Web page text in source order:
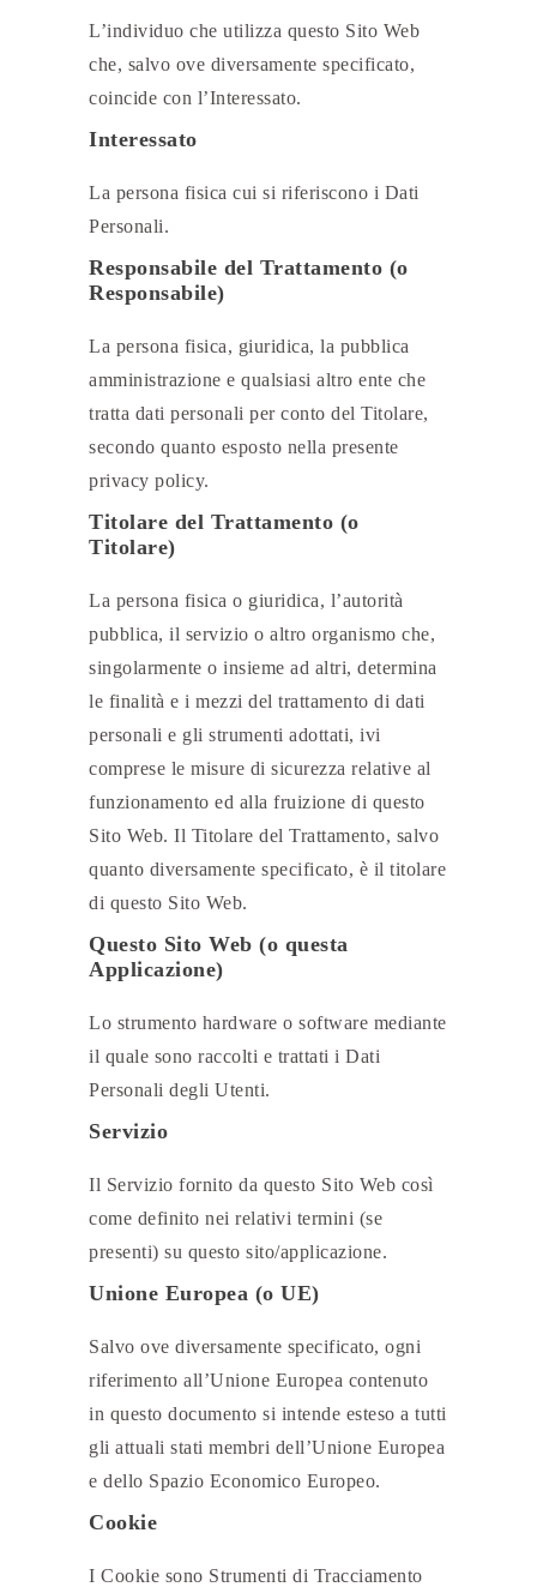
L’individuo che utilizza questo Sito Web
che, salvo ove diversamente specificato,
coincide con l’Interessato.
Interessato
La persona fisica cui si riferiscono i Dati
Personali.
Responsabile del Trattamento (o
Responsabile)
La persona fisica, giuridica, la pubblica
amministrazione e qualsiasi altro ente che
tratta dati personali per conto del Titolare,
secondo quanto esposto nella presente
privacy policy.
Titolare del Trattamento (o
Titolare)
La persona fisica o giuridica, l’autorità
pubblica, il servizio o altro organismo che,
singolarmente o insieme ad altri, determina
le finalità e i mezzi del trattamento di dati
personali e gli strumenti adottati, ivi
comprese le misure di sicurezza relative al
funzionamento ed alla fruizione di questo
Sito Web. Il Titolare del Trattamento, salvo
quanto diversamente specificato, è il titolare
di questo Sito Web.
Questo Sito Web (o questa
Applicazione)
Lo strumento hardware o software mediante
il quale sono raccolti e trattati i Dati
Personali degli Utenti.
Servizio
Il Servizio fornito da questo Sito Web così
come definito nei relativi termini (se
presenti) su questo sito/applicazione.
Unione Europea (o UE)
Salvo ove diversamente specificato, ogni
riferimento all’Unione Europea contenuto
in questo documento si intende esteso a tutti
gli attuali stati membri dell’Unione Europea
e dello Spazio Economico Europeo.
Cookie
I Cookie sono Strumenti di Tracciamento